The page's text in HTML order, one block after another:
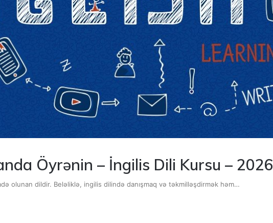
Öyrənin – İngilis Dili Kursu – 2026
olunan dildir. Beləliklə, ingilis dilində danışmaq və təkmilləşdirmək həm…